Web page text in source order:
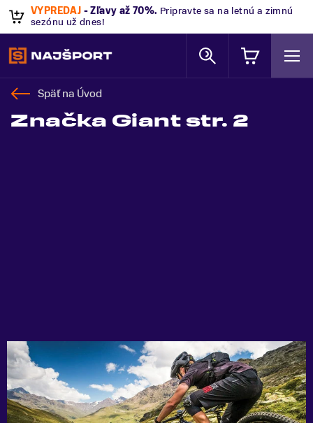
VÝPREDAJ - Zľavy až 70%. Pripravte sa na letnú a zimnú
sezónu už dnes!
Späť na Úvod
Značka Giant str. 2